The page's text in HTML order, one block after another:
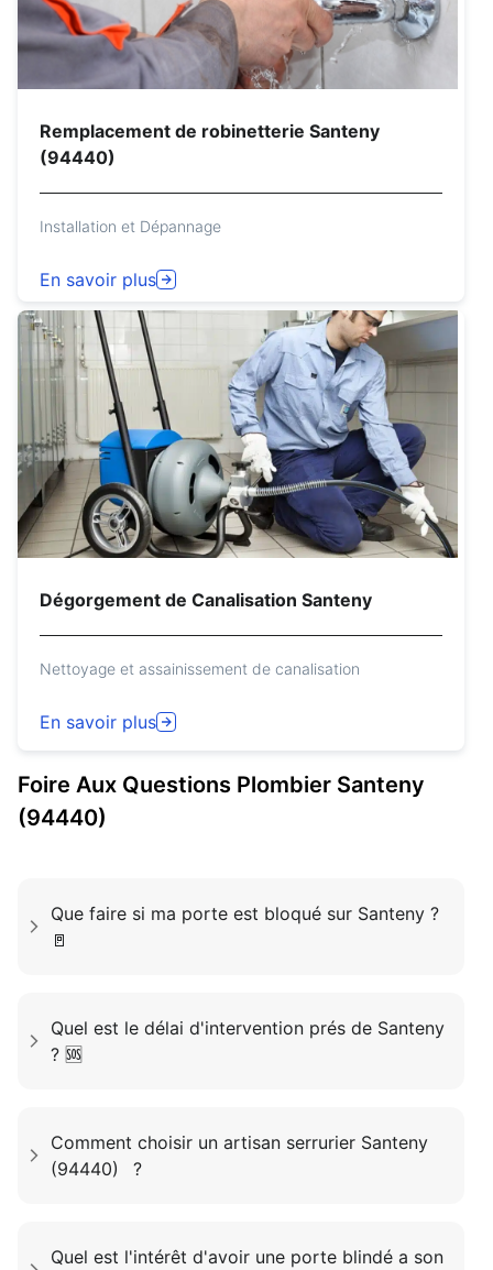
Remplacement de robinetterie Santeny
(94440)
Installation et Dépannage
En savoir plus
Dégorgement de Canalisation Santeny
Nettoyage et assainissement de canalisation
En savoir plus
Foire Aux Questions Plombier Santeny
(94440)
Que faire si ma porte est bloqué sur Santeny ?
🚪
Quel est le délai d'intervention prés de Santeny
? 🆘
Comment choisir un artisan serrurier Santeny
(94440) ?
Quel est l'intérêt d'avoir une porte blindé a son